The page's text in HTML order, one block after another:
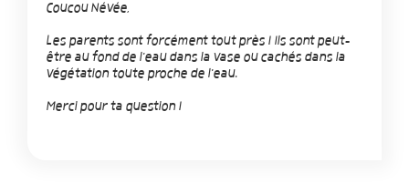
Coucou Névée,
Les parents sont forcément tout près ! Ils sont peut-
être au fond de l'eau dans la vase ou cachés dans la
végétation toute proche de l'eau.
Merci pour ta question !